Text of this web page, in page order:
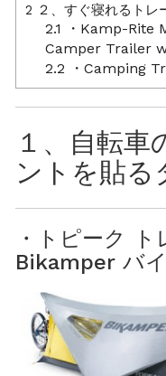
2 ２、すぐ寝れるトレ
2.1
・Kamp-Rite
Camper Trailer
2.2 ・Camping
１、自転車
ントを貼る
・トピーク
Bikamper バ